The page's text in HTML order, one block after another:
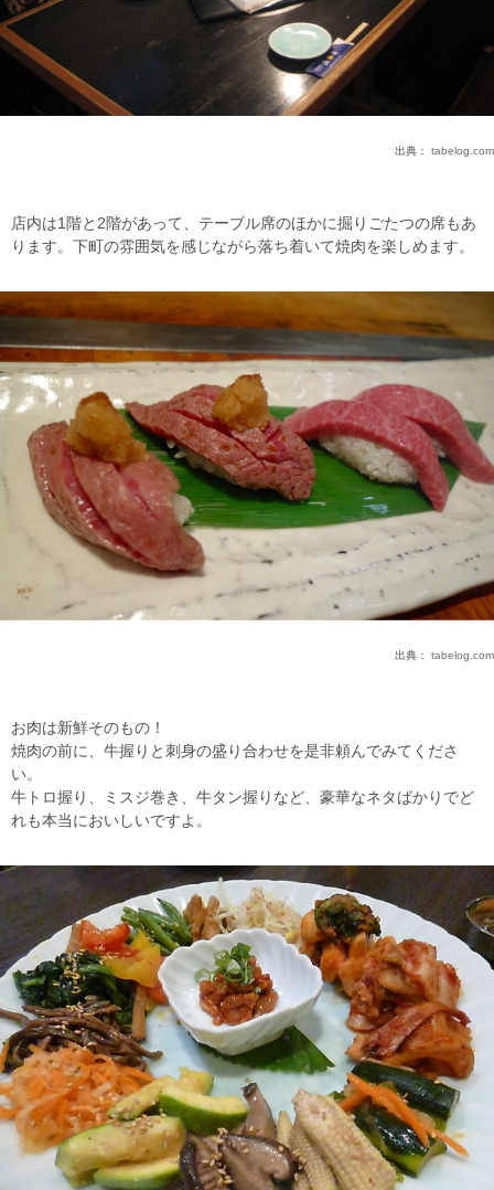
出典： tabelog.com
店内は1階と2階があって、テーブル席のほかに掘りごたつの席もあ
ります。下町の雰囲気を感じながら落ち着いて焼肉を楽しめます。
出典： tabelog.com
お肉は新鮮そのもの！
焼肉の前に、牛握りと刺身の盛り合わせを是非頼んでみてくださ
い。
牛トロ握り、ミスジ巻き、牛タン握りなど、豪華なネタばかりでど
れも本当においしいですよ。